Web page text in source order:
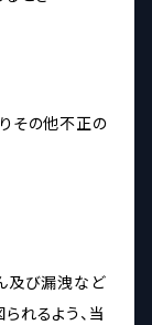
その他不正の
及び漏洩など
れるよう、当